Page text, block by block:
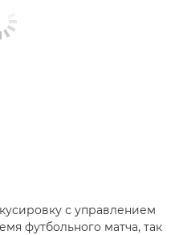
с управлением
футбольного матча, так